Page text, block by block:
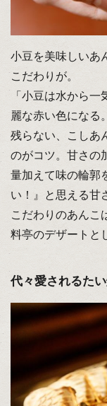
小豆を美味しいあ
こだわりが。
「小豆は水から
麗な赤い色になる
残らない、こしあ
のがコツ。甘さの
量加えて味の輪郭
い！』と思える甘
こだわりのあんこ
料亭のデザートと
代々愛されるた